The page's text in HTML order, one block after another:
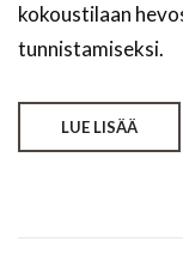
kokoustilaan
tunnistamiseksi.
LUE LISÄÄ